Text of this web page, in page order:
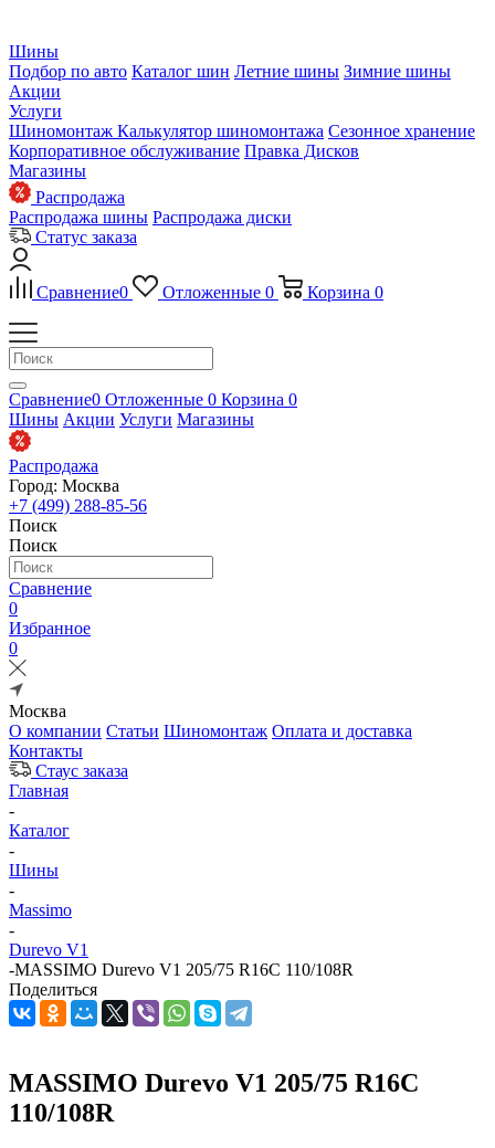
Шины
Подбор по авто Каталог шин Летние шины Зимние шины
Акции
Услуги
Шиномонтаж Калькулятор шиномонтажа Сезонное хранение
Корпоративное обслуживание Правка Дисков
Магазины
Распродажа
Распродажа шины Распродажа диски
Статус заказа
Сравнение0 Отложенные 0 Корзина 0
Сравнение0 Отложенные 0 Корзина 0
Шины Акции Услуги Магазины
Распродажа
Город: Москва
+7 (499) 288-85-56
Поиск
Поиск
Сравнение
0
Избранное
0
Москва
О компании Статьи Шиномонтаж Оплата и доставка
Контакты
Стаус заказа
Главная
-
Каталог
-
Шины
-
Massimo
-
Durevo V1
-MASSIMO Durevo V1 205/75 R16C 110/108R
Поделиться
MASSIMO Durevo V1 205/75 R16C
110/108R